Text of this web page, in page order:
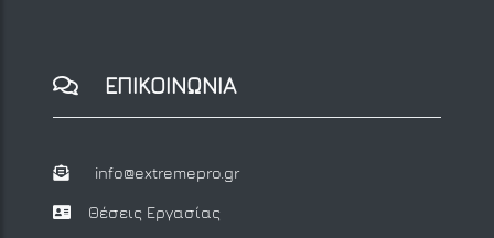
ΕΠΙΚΟΙΝΩΝΙΑ
info@extremepro.gr
Θέσεις Εργασίας